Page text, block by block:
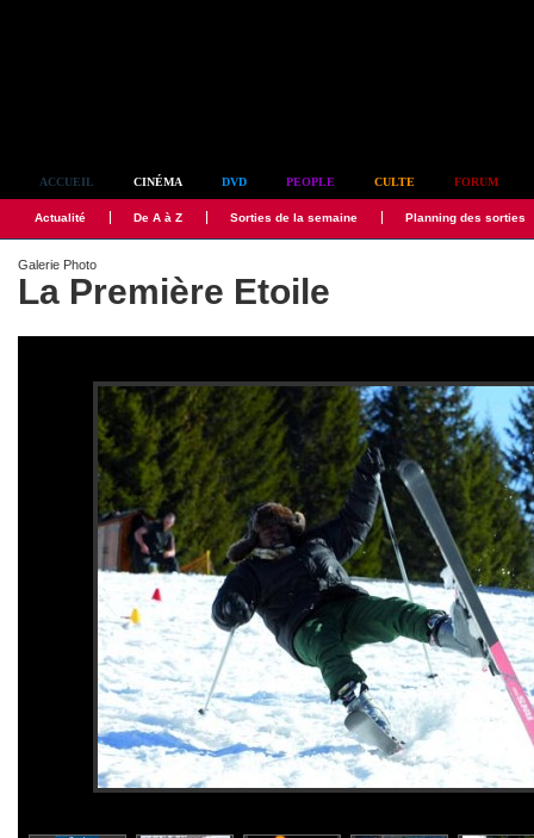
ACCUEIL CINÉMA DVD PEOPLE CULTE FORUM
Actualité De A à Z Sorties de la semaine Planning des sorties
Galerie Photo
La Première Etoile